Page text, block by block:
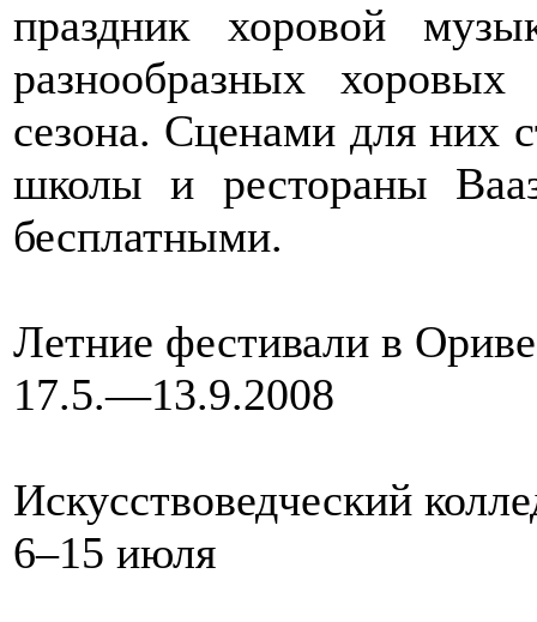
праздник хоровой
разнообразных хоровых
сезона. Сценами для них
школы и рестораны
бесплатными.
Летние фестивали в
17.5.—13.9.2008
Искусствоведческий
6–15 июля